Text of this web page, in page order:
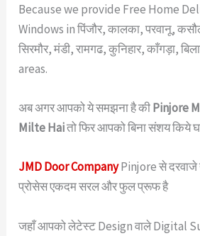
Because we provide Free Home
Windows in पिंजौर, कालका, परवानू,
सिरमौर, मंडी, रामगढ, कुनिहार, काँगड़ा,
areas.
अब अगर आपको ये समझना है कीPinjore
Milte Haiतो फिर आपको बिना संशय किये
JMD Door CompanyPinjore से दरवाजे
प्रोसेस एकदम सरल और फुल प्रूफ है
जहाँ आपको लेटेस्ट Design वाले Digital